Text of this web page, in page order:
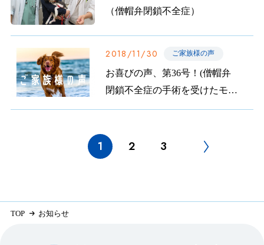
（僧帽弁閉鎖不全症）
2018/11/30 ご家族様の声
お喜びの声、第36号！(僧帽弁
閉鎖不全症の手術を受けたモコ
ちゃんのご家族から)
1 2 3
TOP お知らせ